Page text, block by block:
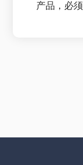
产品，必